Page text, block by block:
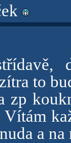
to
zp
Vítám
a